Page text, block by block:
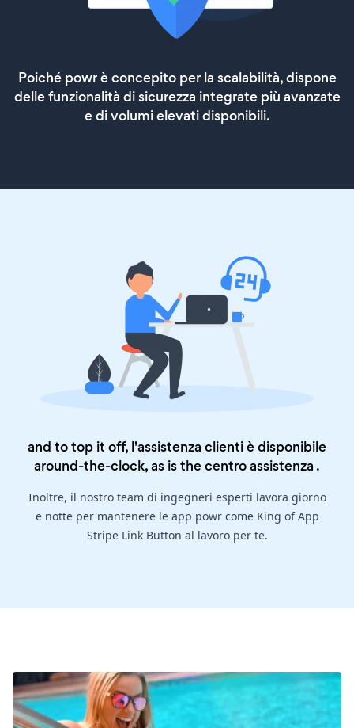
Poiché powr è concepito per la scalabilità, dispone
delle funzionalità di sicurezza integrate più avanzate
e di volumi elevati disponibili.
and to top it off, l'assistenza clienti è disponibile
around-the-clock, as is thecentro assistenza .
Inoltre, il nostro team di ingegneri esperti lavora giorno
e notte per mantenere le app powr come King of App
Stripe Link Button al lavoro per te.